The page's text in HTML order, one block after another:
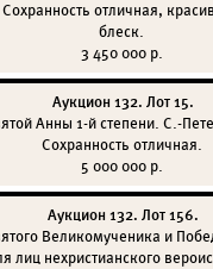
Сохранность отличная,
блеск.
3 450 000 р.
Аукцион 132. Лот 15.
Анны 1-й степени. С.-
Сохранность отличная.
5 000 000 р.
Аукцион 132. Лот 156.
Великомученика и
лиц нехристианского